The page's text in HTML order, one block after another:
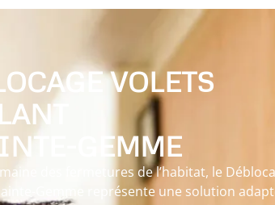
VOLETS
GEMME
des fermetures de l’habitat, le
Gemme représente une solution